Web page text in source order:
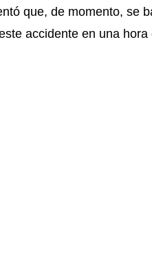
que, de momento, se
accidente en una